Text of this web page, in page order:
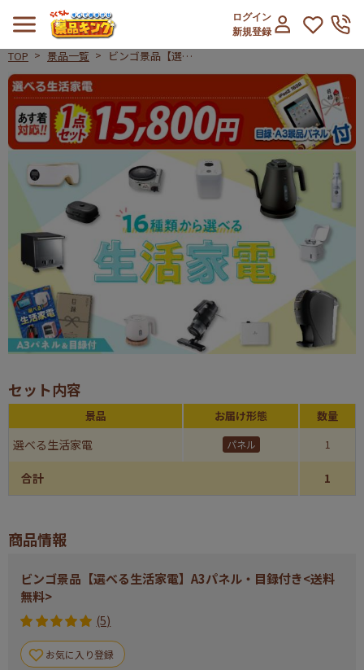
ログイン
新規登録
TOP 景品一覧
ビンゴ景品【選べ
る生活家電】A3
<送料無料>
ビンゴ景品【選べる生活家電】A3
セット内容
景品 お届け形態 数量
選べる生活家電 パネル 1
合計 1
商品情報
ビンゴ景品【選べる生活家電】A3パネル・目録付き<送料
無料>
(5)
お気に入り登録